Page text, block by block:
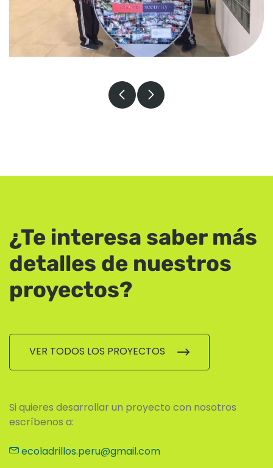
¿Te interesa saber más
detalles de nuestros
proyectos?
VER TODOS LOS PROYECTOS
Si quieres desarrollar un proyecto con nosotros
escríbenos a:
ecoladrillos.peru@gmail.com